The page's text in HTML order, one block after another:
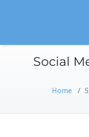
Social
Home /